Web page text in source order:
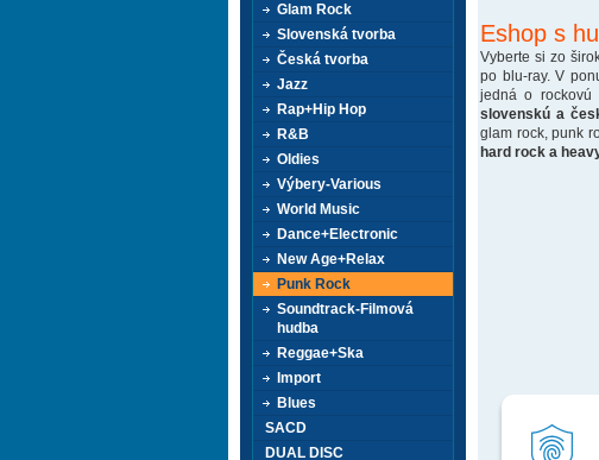
Eshop s
Vyberte si zo
po blu-ray. V
jedná o
slovenskú a
glam rock, punk
hard rock a
Glam Rock
Slovenská tvorba
Česká tvorba
Jazz
Rap+Hip Hop
R&B
Oldies
Výbery-Various
World Music
Dance+Electronic
New Age+Relax
Punk Rock
Soundtrack-Filmová
hudba
Reggae+Ska
Import
Blues
SACD
DUAL DISC